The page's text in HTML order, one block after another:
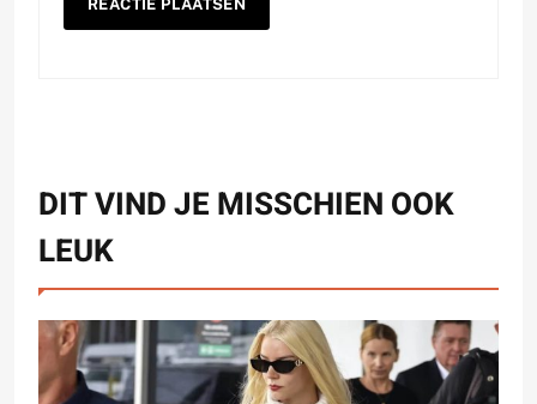
DIT VIND JE MISSCHIEN OOK
LEUK